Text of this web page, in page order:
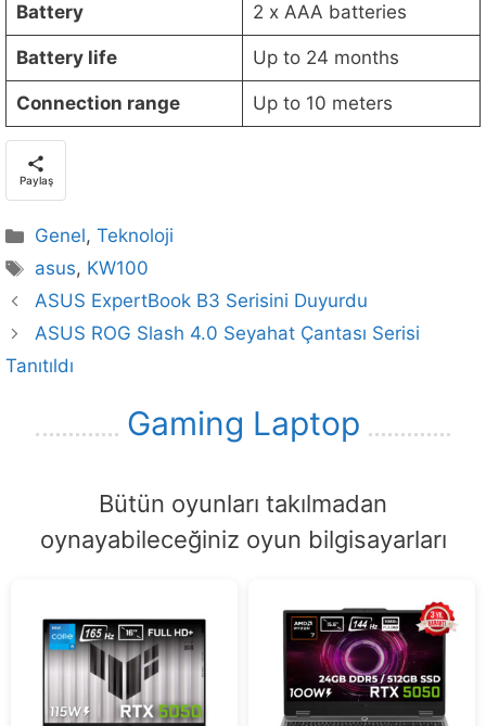
Battery 2 x AAA batteries
Battery life Up to 24 months
Connection range Up to 10 meters
Paylaş
Kategoriler
Genel,Teknoloji
Etiketler
asus, KW100
ASUS ExpertBook B3 Serisini Duyurdu
ASUS ROG Slash 4.0 Seyahat Çantası Serisi
Tanıtıldı
Gaming Laptop
Bütün oyunları takılmadan
oynayabileceğiniz oyun bilgisayarları